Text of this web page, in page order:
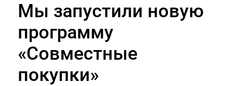
Мы запустили новую
программу
«Совместные
покупки»